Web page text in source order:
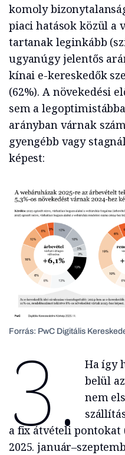
komoly
piaci hatások közül a
tartanak leginkább
ugyanúgy jelentős
kínai e-kereskedők
(62%). A növekedési
sem a
arányban várnak
gyengébb vagy
képest:
Forrás: PwC Digitális
3.
Ha így
belül
nem
a fix átvételi pontokat
2025.